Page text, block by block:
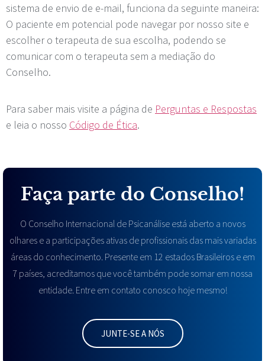
sistema de envio de e-mail, funciona da seguinte maneira:
O paciente em potencial pode navegar por nosso site e
escolher o terapeuta de sua escolha, podendo se
comunicar com o terapeuta sem a mediação do
Conselho.
Para saber mais visite a página de Perguntas e Respostas
e leia o nosso Código de Ética.
Faça parte do Conselho!
O Conselho Internacional de Psicanálise está aberto a novos
olhares e a participações ativas de profissionais das mais variadas
áreas do conhecimento. Presente em 12 estados Brasileiros e em
7 países, acreditamos que você também pode somar em nossa
entidade. Entre em contato conosco hoje mesmo!
JUNTE-SE A NÓS